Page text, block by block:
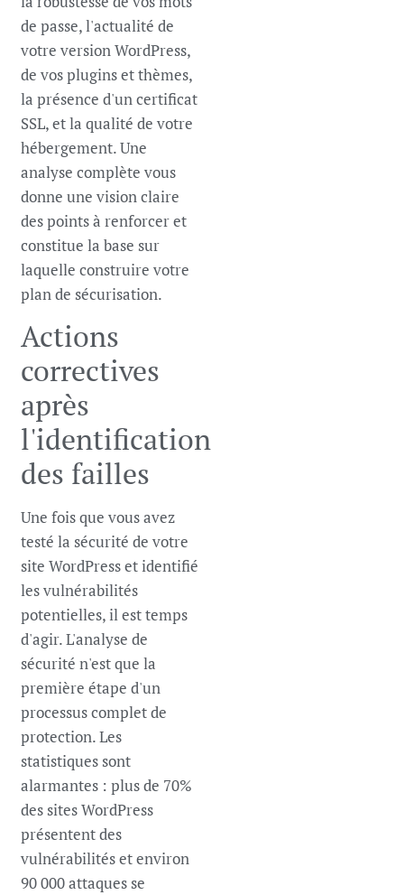
de passe, l'actualité de
votre version WordPress,
de vos plugins et thèmes,
la présence d'un certificat
SSL, et la qualité de votre
hébergement. Une
analyse complète vous
donne une vision claire
des points à renforcer et
constitue la base sur
laquelle construire votre
plan de sécurisation.
Actions
correctives
après
l'identification
des failles
Une fois que vous avez
testé la sécurité de votre
site WordPress et identifié
les vulnérabilités
potentielles, il est temps
d'agir. L'analyse de
sécurité n'est que la
première étape d'un
processus complet de
protection. Les
statistiques sont
alarmantes : plus de 70%
des sites WordPress
présentent des
vulnérabilités et environ
90 000 attaques se